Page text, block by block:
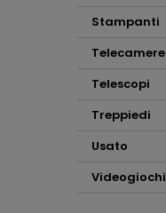
Stampanti
Telecamere
Telescopi
Treppiedi
Usato
Videogiochi